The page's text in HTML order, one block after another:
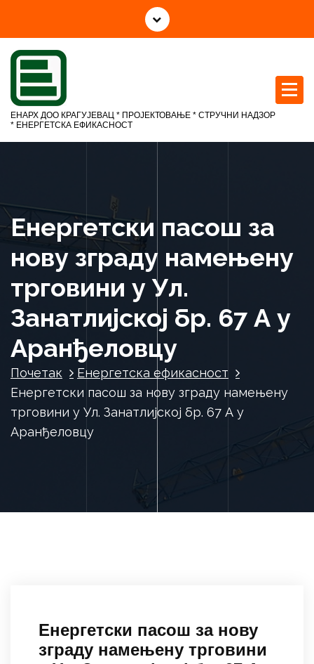
о
а
а
ј
ЕНАРХ ДОО КРАГУЈЕВАЦ * ПРОЈЕКТОВАЊЕ * СТРУЧНИ НАДЗОР
* ЕНЕРГЕТСКА ЕФИКАСНОСТ
Енергетски пасош за
нову зграду намењену
трговини у Ул.
Занатлијској бр. 67 А у
Аранђеловцу
Почетак
Енергетска ефикасност
Енергетски пасош за нову зграду намењену
трговини у Ул. Занатлијској бр. 67 А у
Аранђеловцу
Енергетски пасош за нову
зграду намењену трговини